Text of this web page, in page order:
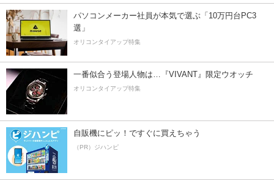
パソコンメーカー社員が本気で選ぶ「10万円台PC3
選」
オリコンタイアップ特集
一番似合う登場人物は…『VIVANT』限定ウオッチ
オリコンタイアップ特集
自販機にピッ！ですぐに買えちゃう
（PR）ジハンピ